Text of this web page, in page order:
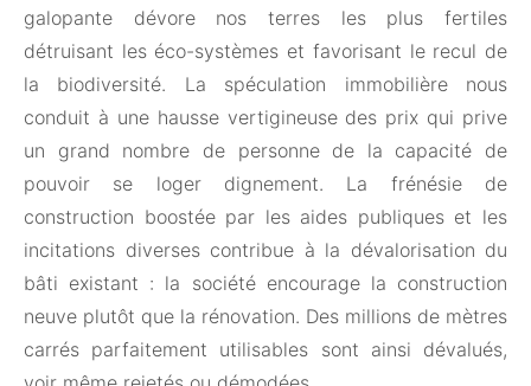
galopante dévore nos terres les plus fertiles
détruisant les éco-systèmes et favorisant le recul de
la biodiversité. La spéculation immobilière nous
conduit à une hausse vertigineuse des prix qui prive
un grand nombre de personne de la capacité de
pouvoir se loger dignement. La frénésie de
construction boostée par les aides publiques et les
incitations diverses contribue à la dévalorisation du
bâti existant : la société encourage la construction
neuve plutôt que la rénovation. Des millions de mètres
carrés parfaitement utilisables sont ainsi dévalués,